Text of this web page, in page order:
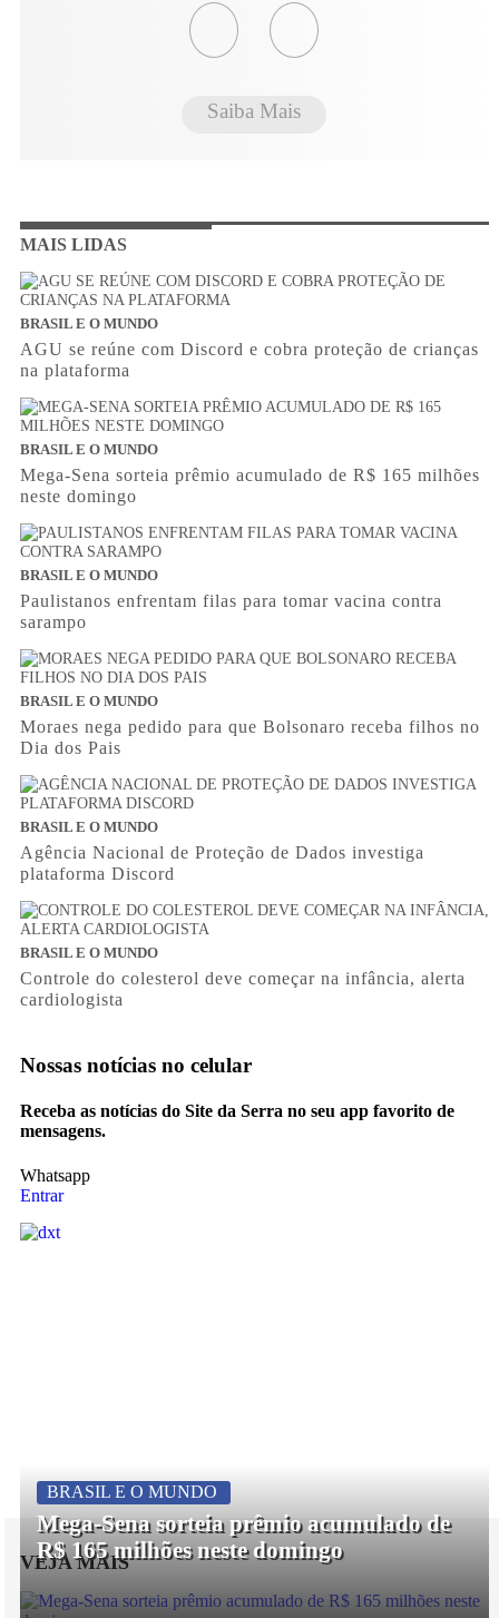
Saiba Mais
MAIS LIDAS
BRASIL E O MUNDO
AGU se reúne com Discord e cobra proteção de crianças
na plataforma
BRASIL E O MUNDO
Mega-Sena sorteia prêmio acumulado de R$ 165 milhões
neste domingo
BRASIL E O MUNDO
Paulistanos enfrentam filas para tomar vacina contra
sarampo
BRASIL E O MUNDO
Moraes nega pedido para que Bolsonaro receba filhos no
Dia dos Pais
BRASIL E O MUNDO
Agência Nacional de Proteção de Dados investiga
plataforma Discord
BRASIL E O MUNDO
Controle do colesterol deve começar na infância, alerta
cardiologista
Nossas notícias no celular
Receba as notícias do Site da Serra no seu app favorito de
mensagens.
Whatsapp
Entrar
VEJA MAIS
BRASIL E O MUNDO
Mega-Sena sorteia prêmio acumulado de
R$ 165 milhões neste domingo